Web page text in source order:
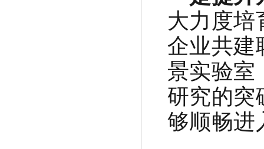
大力度
企业共
景实验室
研究的突
够顺畅进